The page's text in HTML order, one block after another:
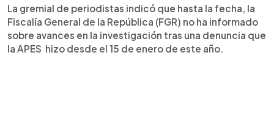
La gremial de periodistas indicó que hasta la fecha, la
Fiscalía General de la República (FGR) no ha informado
sobre avances en la investigación tras una denuncia que
la APES hizo desde el 15 de enero de este año.